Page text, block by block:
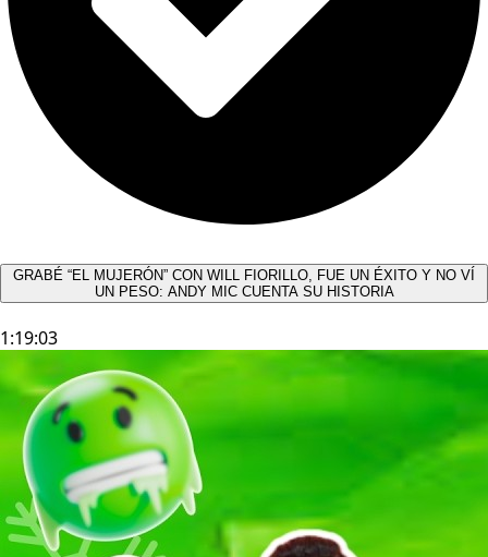
GRABÉ “EL MUJERÓN” CON WILL FIORILLO, FUE UN ÉXITO Y NO VÍ
UN PESO: ANDY MIC CUENTA SU HISTORIA
1:19:03